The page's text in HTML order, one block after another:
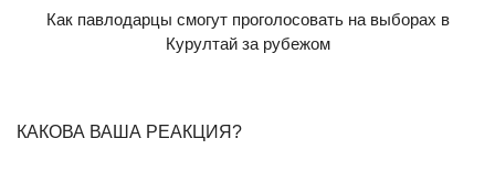
Как павлодарцы смогут проголосовать на выборах в
Курултай за рубежом
КАКОВА ВАША РЕАКЦИЯ?